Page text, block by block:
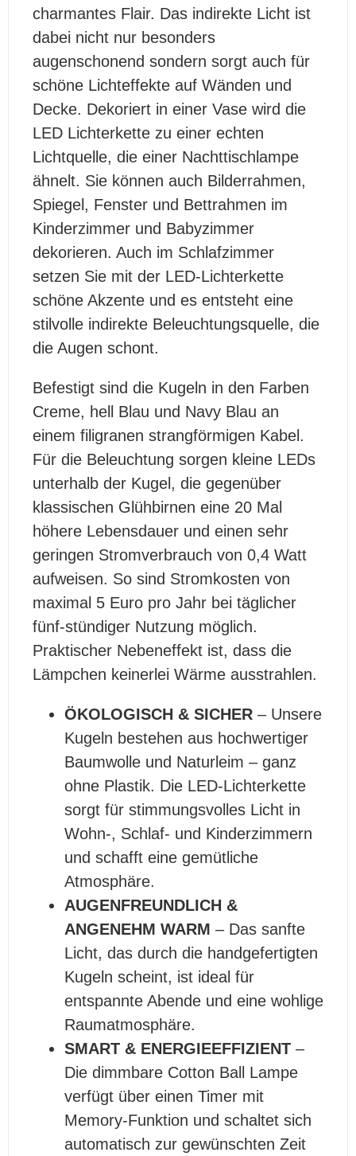
charmantes Flair. Das indirekte Licht ist
dabei nicht nur besonders
augenschonend sondern sorgt auch für
schöne Lichteffekte auf Wänden und
Decke. Dekoriert in einer Vase wird die
LED Lichterkette zu einer echten
Lichtquelle, die einer Nachttischlampe
ähnelt. Sie können auch Bilderrahmen,
Spiegel, Fenster und Bettrahmen im
Kinderzimmer und Babyzimmer
dekorieren. Auch im Schlafzimmer
setzen Sie mit der LED-Lichterkette
schöne Akzente und es entsteht eine
stilvolle indirekte Beleuchtungsquelle, die
die Augen schont.
Befestigt sind die Kugeln in den Farben
Creme, hell Blau und Navy Blau an
einem filigranen strangförmigen Kabel.
Für die Beleuchtung sorgen kleine LEDs
unterhalb der Kugel, die gegenüber
klassischen Glühbirnen eine 20 Mal
höhere Lebensdauer und einen sehr
geringen Stromverbrauch von 0,4 Watt
aufweisen. So sind Stromkosten von
maximal 5 Euro pro Jahr bei täglicher
fünf-stündiger Nutzung möglich.
Praktischer Nebeneffekt ist, dass die
Lämpchen keinerlei Wärme ausstrahlen.
ÖKOLOGISCH & SICHER – Unsere
Kugeln bestehen aus hochwertiger
Baumwolle und Naturleim – ganz
ohne Plastik. Die LED-Lichterkette
sorgt für stimmungsvolles Licht in
Wohn-, Schlaf- und Kinderzimmern
und schafft eine gemütliche
Atmosphäre.
AUGENFREUNDLICH &
ANGENEHM WARM – Das sanfte
Licht, das durch die handgefertigten
Kugeln scheint, ist ideal für
entspannte Abende und eine wohlige
Raumatmosphäre.
SMART & ENERGIEEFFIZIENT –
Die dimmbare Cotton Ball Lampe
verfügt über einen Timer mit
Memory-Funktion und schaltet sich
automatisch zur gewünschten Zeit